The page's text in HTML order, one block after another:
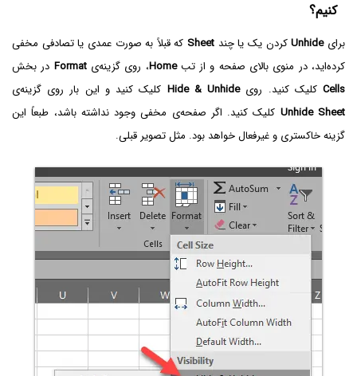
کنیم؟
برایUnhideکردن یک یا چند Sheet که قبلاً به صورت عمدی یا تصادفی مخفی
کرده‌اید، در منوی بالای صفحه و از تبHome، روی گزینه‌یFormat در بخش
Cellsکلیک کنید. رویHide & Unhide کلیک کنید و این بار روی گزینه‌ی
Unhide Sheet کلیک کنید. اگر صفحه‌ی مخفی وجود نداشته باشد، طبعاً این
گزینه خاکستری و غیرفعال خواهد بود. مثل تصویر قبلی.